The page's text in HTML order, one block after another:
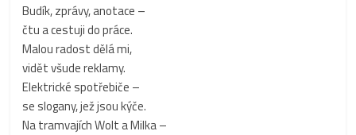
Budík, zprávy, anotace –
čtu a cestuji do práce.
Malou radost dělá mi,
vidět všude reklamy.
Elektrické spotřebiče –
se slogany, jež jsou kýče.
Na tramvajích Wolt a Milka –